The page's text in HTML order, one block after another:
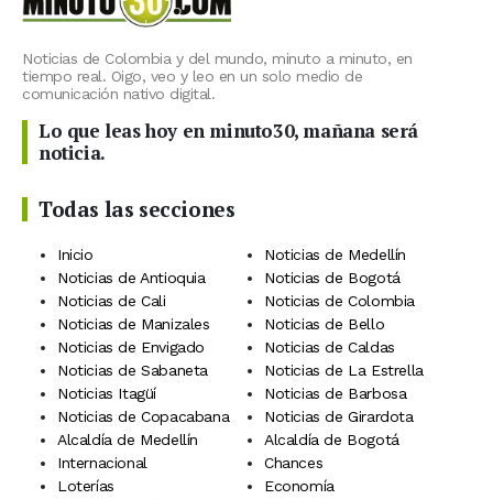
Noticias de Colombia y del mundo, minuto a minuto, en
tiempo real. Oigo, veo y leo en un solo medio de
comunicación nativo digital.
Lo que leas hoy en minuto30, mañana será
noticia.
Todas las secciones
Inicio
Noticias de Medellín
Noticias de Antioquia
Noticias de Bogotá
Noticias de Cali
Noticias de Colombia
Noticias de Manizales
Noticias de Bello
Noticias de Envigado
Noticias de Caldas
Noticias de Sabaneta
Noticias de La Estrella
Noticias Itagüí
Noticias de Barbosa
Noticias de Copacabana
Noticias de Girardota
Alcaldía de Medellín
Alcaldía de Bogotá
Internacional
Chances
Loterías
Economía